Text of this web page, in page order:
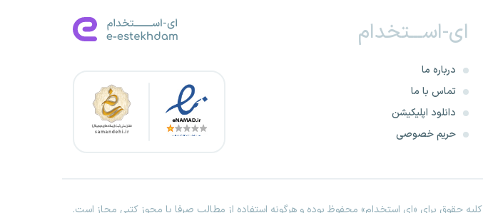
ای-اســـتخدام
درباره ما
تماس با ما
دانلود اپلیکیشن
حریم خصوصی
کلیه حقوق برای «ای استخدام» محفوظ بوده و هرگونه استفاده از مطالب صرفا با مجوز کتبی مجاز است.